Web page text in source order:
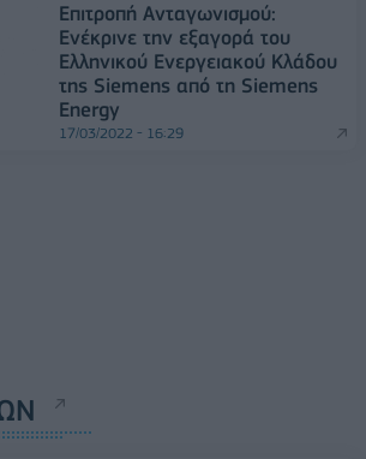
Επιτροπή Ανταγωνισμού:
Ενέκρινε την εξαγορά του
Ελληνικού Ενεργειακού Κλάδου
της Siemens από τη Siemens
Energy
17/03/2022 - 16:29